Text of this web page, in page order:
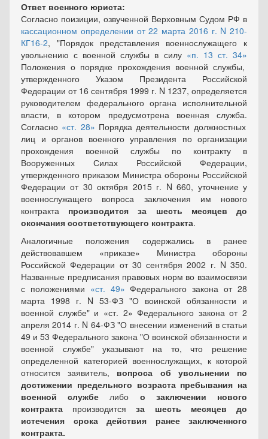
Ответ военного юриста:
Согласно поизиции, озвученной Верховным Судом РФ в
кассационном определении от 22 марта 2016 г. N 210-
КГ16-2, "Порядок представления военнослужащего к
увольнению с военной службы в силу
п. 13 ст. 34
Положения о порядке прохождения военной службы,
утвержденного Указом Президента Российской
Федерации от 16 сентября 1999 г. N 1237, определяется
руководителем федерального органа исполнительной
власти, в котором предусмотрена военная служба.
Согласно
ст. 28
Порядка деятельности должностных
лиц и органов военного управления по организации
прохождения военной службы по контракту в
Вооруженных Силах Российской Федерации,
утвержденного приказом Министра обороны Российской
Федерации от 30 октября 2015 г. N 660, уточнение у
военнослужащего вопроса заключения им нового
контракта производится за шесть месяцев до
окончания соответствующего контракта.
Аналогичные положения содержались в ранее
действовавшем
приказе
Министра обороны
Российской Федерации от 30 сентября 2002 г. N 350.
Названные предписания правовых норм во взаимосвязи
с положениями
ст. 49
Федерального закона от 28
марта 1998 г. N 53-ФЗ "О воинской обязанности и
военной службе" и
ст. 2
Федерального закона от 2
апреля 2014 г. N 64-ФЗ "О внесении изменений в статьи
49 и 53 Федерального закона "О воинской обязанности и
военной службе" указывают на то, что решение
определенной категорией военнослужащих, к которой
относится заявитель, вопроса об увольнении
по
достижении предельного возраста пребывания на
военной службе либо о заключении нового
контракта производитсяза шесть месяцев до
истечения срока действия ранее заключенного
контракта.